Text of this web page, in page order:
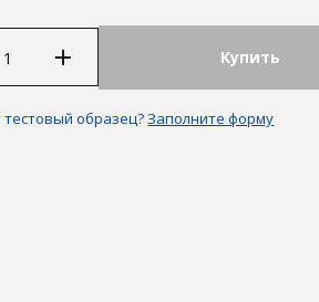
Купить
тестовый образец?Заполните форму